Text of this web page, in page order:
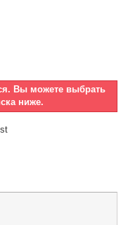
Вы можете выбрать
ниже.